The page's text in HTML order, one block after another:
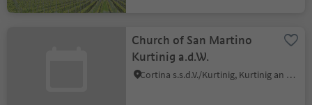
Church of San Martino
Kurtinig a.d.W.
Cortina s.s.d.V./Kurtinig, Kurtinig an der Weinstraße/Cortina sulla Strada del Vino, Alto Adige Wine Road